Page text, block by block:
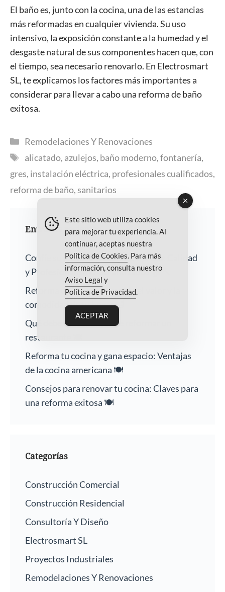
El baño es, junto con la cocina, una de las estancias
más reformadas en cualquier vivienda. Su uso
intensivo, la exposición constante a la humedad y el
desgaste natural de sus componentes hacen que, con
el tiempo, sea necesario renovarlo. En Electrosmart
SL, te explicamos los factores más importantes a
considerar para llevar a cabo una reforma de baño
exitosa.
Categorías
Remodelaciones Y Renovaciones
Etiquetas
alicatado, azulejos, baño moderno,fontanería,
gres, instalación eléctrica, profesionales cualificados,
reforma de baño,sanitarios
Entradas recientes
Confíe su Hogar a Nuestra Empresa: Calidad
y Profesionalismo Garantizados 🏠🔨
Reforma de baños: Aumenta el valor y la
comodidad de tu hogar 🛁
Qué debes saber antes de reformar un
restaurante 🍽️
Reforma tu cocina y gana espacio: Ventajas
de la cocina americana 🍽️
Consejos para renovar tu cocina: Claves para
una reforma exitosa 🍽️
Categorías
Construcción Comercial
Construcción Residencial
Consultoría Y Diseño
Electrosmart SL
Proyectos Industriales
Remodelaciones Y Renovaciones
Este sitio web utiliza cookies
para mejorar tu experiencia. Al
continuar, aceptas nuestra
Política de Cookies . Para más
información, consulta nuestro
Aviso Legal y
Política de Privacidad
ACEPTAR